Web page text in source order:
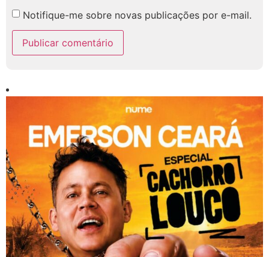
Notifique-me sobre novas publicações por e-mail.